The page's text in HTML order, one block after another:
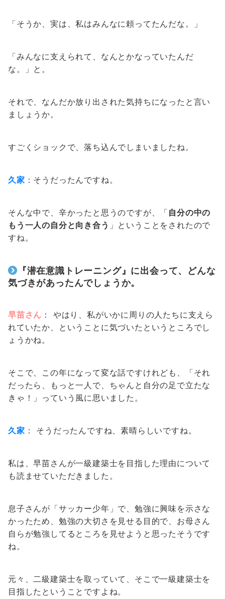
「そうか、実は、私はみんなに頼ってたんだな。」
「みんなに支えられて、なんとかなっていたんだ
な。」と。
それで、なんだか放り出された気持ちになったと言い
ましょうか。
すごくショックで、落ち込んでしまいましたね。
久家 ：そうだったんですね。
そんな中で、辛かったと思うのですが、「 自分の中の
もう一人の自分と向き合う 」ということをされたので
すね。
『潜在意識トレーニング』に出会って、どんな
気づきがあったんでしょうか。
早苗さん ： やはり、私がいかに周りの人たちに支えら
れていたか、ということに気づいたというところでし
ょうかね。
そこで、この年になって変な話ですけれども、「それ
だったら、もっと一人で、ちゃんと自分の足で立たな
きゃ！」っていう風に思いました。
久家 ： そうだったんですね、素晴らしいですね。
私は、早苗さんが一級建築士を目指した理由について
も読ませていただきました。
息子さんが「サッカー少年」で、勉強に興味を示さな
かったため、勉強の大切さを見せる目的で、お母さん
自らが勉強してるところを見せようと思ったそうです
ね。
元々、二級建築士を取っていて、そこで一級建築士を
目指したということですよね。